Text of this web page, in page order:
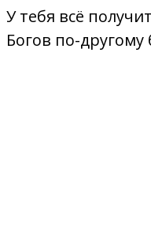
У тебя всё
Богов по-